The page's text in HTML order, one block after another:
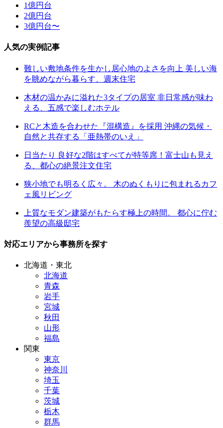
1億円台
2億円台
3億円台〜
人気の実例記事
難しい敷地条件を生かし居心地のよさを向上 美しい海
を眺めながら暮らす、週末住宅
木材の温かみに溢れた3タイプの居室 非日常感が味わ
える、五感で楽しむホテル
RCと木造を合わせた『混構造』を採用 沖縄の気候・
自然と共存する「亜熱帯のいえ」
日当たり 良好な2階はすべてが特等席！富士山も見え
る、都心の絶景注文住宅
狭小地でも明るく広々。 木のぬくもりに包まれるカフ
ェ風リビング
上質なモダン建築がもたらす極上の時間。 都心に佇む
羨望の高級邸宅
対応エリアから事務所を探す
北海道・東北
北海道
青森
岩手
宮城
秋田
山形
福島
関東
東京
神奈川
埼玉
千葉
茨城
栃木
群馬